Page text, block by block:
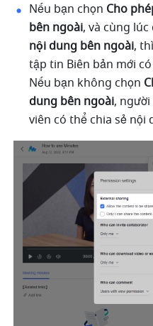
Nếu bạn chọn Cho
bên ngoài, và cùng lúc
nội dung bên ngoài,
tập tin Biên bản mới
Nếu bạn không chọn
dung bên ngoài,
viên có thể chia sẻ nội